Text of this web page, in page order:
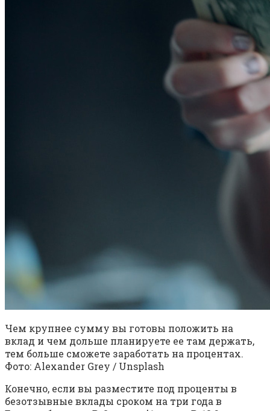
Чем крупнее сумму вы готовы положить на
вклад и чем дольше планируете ее там держать,
тем больше сможете заработать на процентах.
Фото: Alexander Grey / Unsplash
Конечно, если вы разместите под проценты в
безотзывные вклады сроком на три года в